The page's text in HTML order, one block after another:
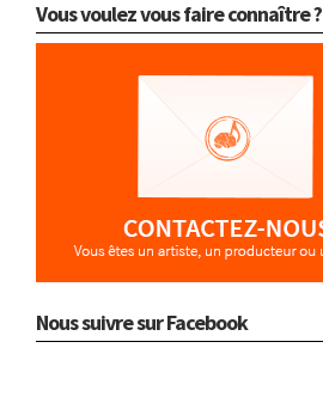
Vous voulez vous faire connaître ?
Nous suivre sur Facebook